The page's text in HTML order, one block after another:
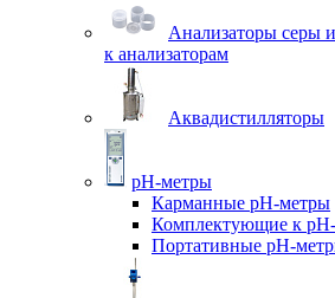
Анализаторы серы
к анализаторам
Аквадистилляторы
pH-метры
Карманные pH-метры
Комплектующие к
Портативные pH-